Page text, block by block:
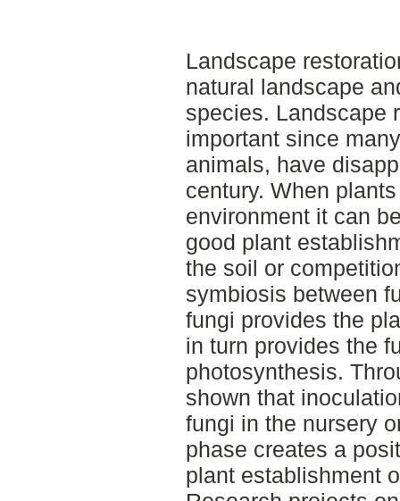
Landscape
natural landscape
species. Landscape
important since
animals, have
century. When
environment it can
good plant
the soil or
symbiosis between
fungi provides the
in turn provides the
photosynthesis.
shown that
fungi in the nursery
phase creates a
plant establishment